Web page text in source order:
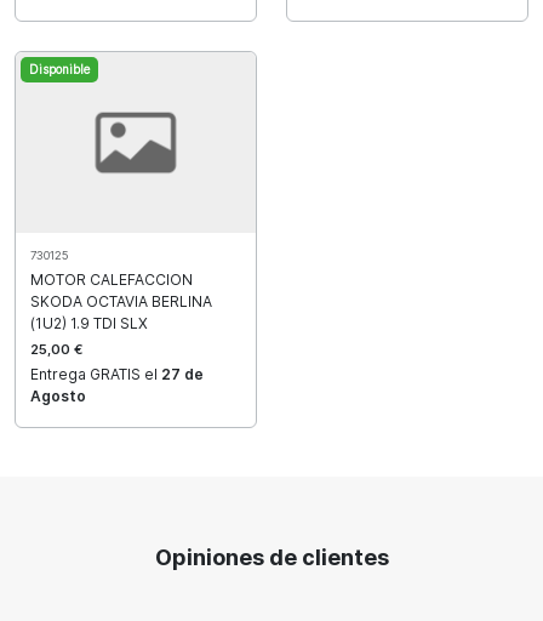
Disponible
730125
MOTOR CALEFACCION
SKODA OCTAVIA BERLINA
(1U2) 1.9 TDI SLX
25,00 €
Entrega GRATIS el 27 de
Agosto
Opiniones de clientes